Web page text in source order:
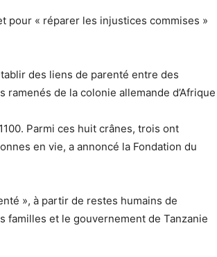
pour « réparer les injustices commises »
des liens de parenté entre des
de la colonie allemande d’Afrique
Parmi ces huit crânes, trois ont
en vie, a annoncé la Fondation du
», à partir de restes humains de
familles et le gouvernement de Tanzanie